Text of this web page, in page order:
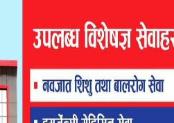
गरेका थिए । अनुगमनपछि मेयर
क्रममा ठेकेदार नेगीले